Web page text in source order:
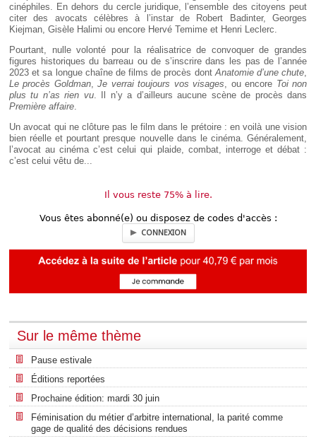
cinéphiles. En dehors du cercle juridique, l’ensemble des citoyens peut
citer des avocats célèbres à l’instar de Robert Badinter, Georges
Kiejman, Gisèle Halimi ou encore Hervé Temime et Henri Leclerc.
Pourtant, nulle volonté pour la réalisatrice de convoquer de grandes
figures historiques du barreau ou de s’inscrire dans les pas de l’année
2023 et sa longue chaîne de films de procès dontAnatomie d’une chute,
Le procès Goldman,Je verrai toujours vos visages, ou encore Toi non
plus tu n’as rien vu. Il n’y a d’ailleurs aucune scène de procès dans
Première affaire.
Un avocat qui ne clôture pas le film dans le prétoire : en voilà une vision
bien réelle et pourtant presque nouvelle dans le cinéma. Généralement,
l’avocat au cinéma c’est celui qui plaide, combat, interroge et débat :
c’est celui vêtu de...
Il vous reste 75% à lire.
Vous êtes abonné(e) ou disposez de codes d'accès :
CONNEXION
Sur le même thème
Pause estivale
Éditions reportées
Prochaine édition: mardi 30 juin
Féminisation du métier d’arbitre international, la parité comme
gage de qualité des décisions rendues